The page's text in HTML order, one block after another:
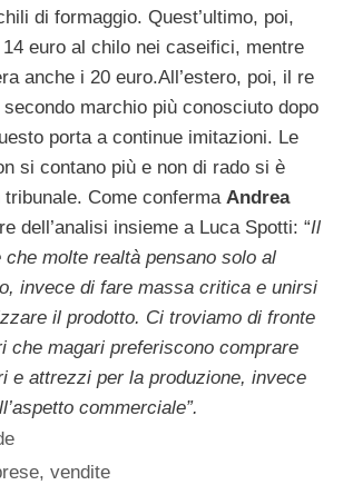
di formaggio. Quest’ultimo, poi,
euro al chilo nei caseifici, mentre
anche i 20 euro.All’estero, poi, il re
marchio più conosciuto dopo
porta a continue imitazioni. Le
si contano più e non di rado si è
Come conferma Andrea
dell’analisi insieme a Luca Spotti: “Il
che molte realtà pensano solo al
invece di fare massa critica e unirsi
il prodotto. Ci troviamo di fronte
che magari preferiscono comprare
e attrezzi per la produzione, invece
commerciale”.
,vendite